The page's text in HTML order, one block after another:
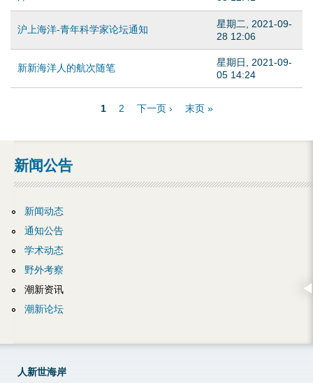
沪上海洋-青年科学家论坛通知
星期二, 2021-09-
28 12:06
新新海洋人的航次随笔
星期日, 2021-09-
05 14:24
面
1 2 下一页 › 末页 »
新闻公告
新闻动态
通知公告
学术动态
野外考察
潮新资讯
潮新论坛
人新世海岸